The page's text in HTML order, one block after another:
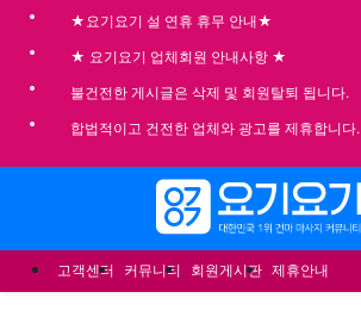
★요기요기 설 연휴 휴무 안내★
★ 요기요기 업체회원 안내사항 ★
불건전한 게시글은 삭제 및 회원탈퇴 됩니다.
합법적이고 건전한 업체와 광고를 제휴합니다.
고객센터 커뮤니티 회원게시판 제휴안내